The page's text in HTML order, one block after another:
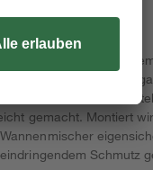
Kludi ist aus
einer max.
der automatischen
gemacht. Montiert
Schmutz